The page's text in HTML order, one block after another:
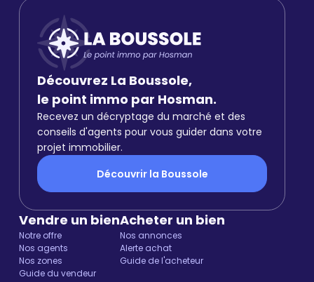
Découvrez La Boussole,
le point immo par Hosman.
Recevez un décryptage du marché et des
conseils d'agents pour vous guider dans votre
projet immobilier.
Découvrir la Boussole
Vendre un bien
Notre offre
Nos agents
Nos zones
Guide du vendeur
Acheter un bien
Nos annonces
Alerte achat
Guide de l'acheteur